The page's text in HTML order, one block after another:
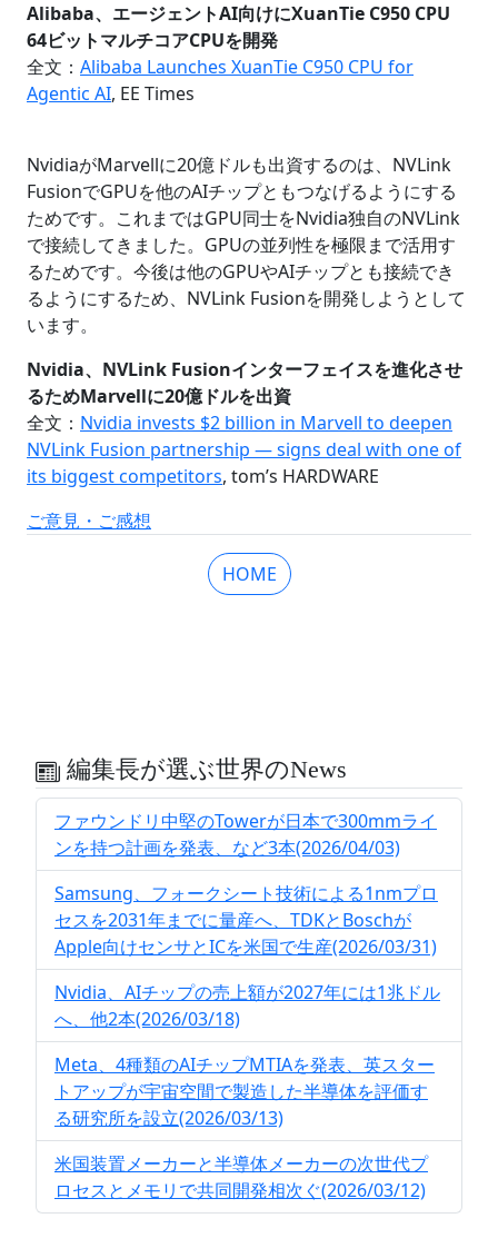
Alibaba、エージェントAI向けにXuanTie C950 CPU
64ビットマルチコアCPUを開発
全文： Alibaba Launches XuanTie C950 CPU for
Agentic AI, EE Times
NvidiaがMarvellに20億ドルも出資するのは、NVLink
FusionでGPUを他のAIチップともつなげるようにする
ためです。これまではGPU同士をNvidia独自のNVLink
で接続してきました。GPUの並列性を極限まで活用す
るためです。今後は他のGPUやAIチップとも接続でき
るようにするため、NVLink Fusionを開発しようとして
います。
Nvidia、NVLink Fusionインターフェイスを進化させ
るためMarvellに20億ドルを出資
全文： Nvidia invests $2 billion in Marvell to deepen
NVLink Fusion partnership — signs deal with one of
its biggest competitors, tom’s HARDWARE
ご意見・ご感想
HOME
編集長が選ぶ世界のNews
ファウンドリ中堅のTowerが日本で300mmライ
ンを持つ計画を発表、など3本(2026/04/03)
Samsung、フォークシート技術による1nmプロ
セスを2031年までに量産へ、TDKとBoschが
Apple向けセンサとICを米国で生産(2026/03/31)
Nvidia、AIチップの売上額が2027年には1兆ドル
へ、他2本(2026/03/18)
Meta、4種類のAIチップMTIAを発表、英スター
トアップが宇宙空間で製造した半導体を評価す
る研究所を設立(2026/03/13)
米国装置メーカーと半導体メーカーの次世代プ
ロセスとメモリで共同開発相次ぐ(2026/03/12)